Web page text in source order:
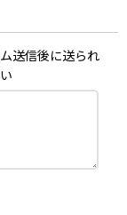
送信後に送られ